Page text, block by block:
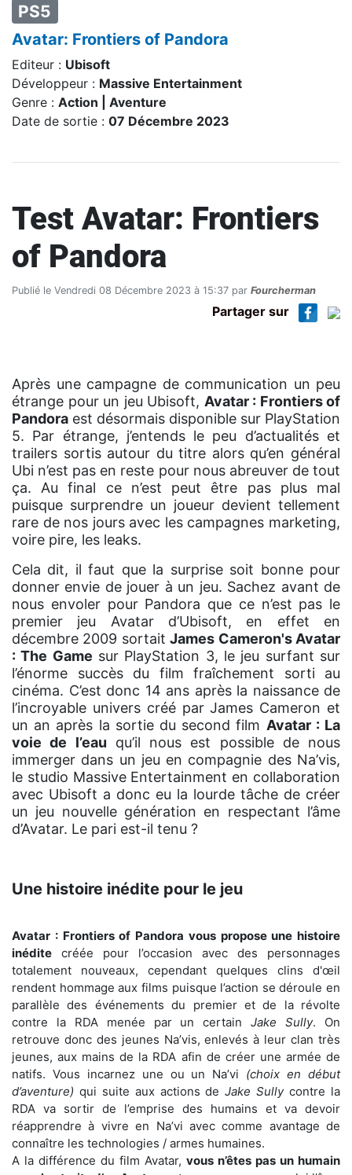
PS5
Avatar: Frontiers of Pandora
Editeur : Ubisoft
Développeur : Massive Entertainment
Genre : Action | Aventure
Date de sortie : 07 Décembre 2023
Test Avatar: Frontiers
of Pandora
Publié le Vendredi 08 Décembre 2023 à 15:37 par Fourcherman
Partager sur
Après une campagne de communication un peu
étrange pour un jeu Ubisoft, Avatar : Frontiers of
Pandora est désormais disponible sur PlayStation
5. Par étrange, j’entends le peu d’actualités et
trailers sortis autour du titre alors qu’en général
Ubi n’est pas en reste pour nous abreuver de tout
ça. Au final ce n’est peut être pas plus mal
puisque surprendre un joueur devient tellement
rare de nos jours avec les campagnes marketing,
voire pire, les leaks.
Cela dit, il faut que la surprise soit bonne pour
donner envie de jouer à un jeu. Sachez avant de
nous envoler pour Pandora que ce n’est pas le
premier jeu Avatar d’Ubisoft, en effet en
décembre 2009 sortaitJames Cameron's Avatar
: The Game sur PlayStation 3, le jeu surfant sur
l’énorme succès du film fraîchement sorti au
cinéma. C’est donc 14 ans après la naissance de
l’incroyable univers créé par James Cameron et
un an après la sortie du second film Avatar : La
voie de l’eau qu’il nous est possible de nous
immerger dans un jeu en compagnie des Na’vis,
le studio Massive Entertainment en collaboration
avec Ubisoft a donc eu la lourde tâche de créer
un jeu nouvelle génération en respectant l’âme
d’Avatar. Le pari est-il tenu ?
Une histoire inédite pour le jeu
Avatar : Frontiers of Pandora vous propose une histoire
inédite créée pour l’occasion avec des personnages
totalement nouveaux, cependant quelques clins d'œil
rendent hommage aux films puisque l’action se déroule en
parallèle des événements du premier et de la révolte
contre la RDA menée par un certainJake Sully. On
retrouve donc des jeunes Na’vis, enlevés à leur clan très
jeunes, aux mains de la RDA afin de créer une armée de
natifs. Vous incarnez une ou un Na’vi (choix en début
d’aventure) qui suite aux actions deJake Sullycontre la
RDA va sortir de l’emprise des humains et va devoir
réapprendre à vivre en Na’vi avec comme avantage de
connaître les technologies / armes humaines.
A la différence du film Avatar, vous n’êtes pas un humain